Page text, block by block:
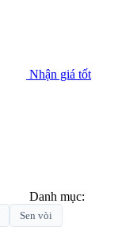
Nhận giá tốt
Danh mục:
Sen vòi